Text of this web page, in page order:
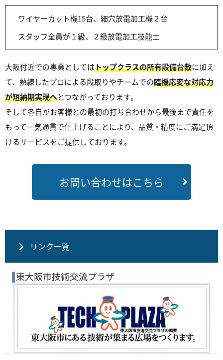
ワイヤーカット機15台、細穴放電加工機２台
スタッフ全員が１級、２級放電加工技能士
大阪付近での専業としてはトップクラスの所有設備台数に加え
て、熟練したプロによる段取りやチームでの臨機応変な対応力
が短納期実現へとつながっております。
そして各自がお客様との最初の打ち合わせから最後まで責任を
もって一気通貫で仕上げることにより、品質・精度にご満足頂
けるサービスをご提供しております。
お問い合わせはこちら
リンク一覧